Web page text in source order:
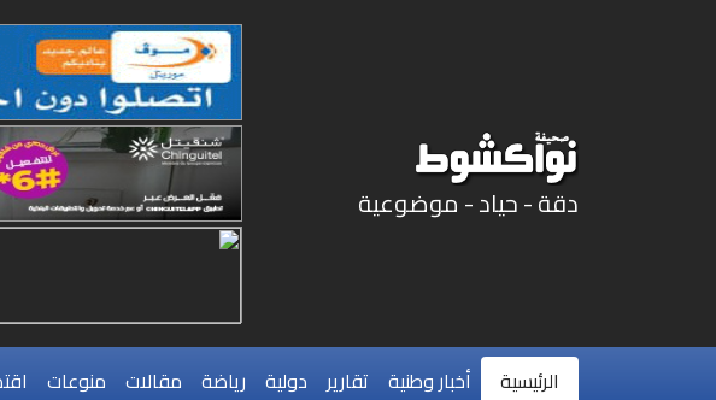
دقة - حياد - موضوعية
الرئيسية أخبار وطنية تقارير دولية رياضة مقالات منوعات